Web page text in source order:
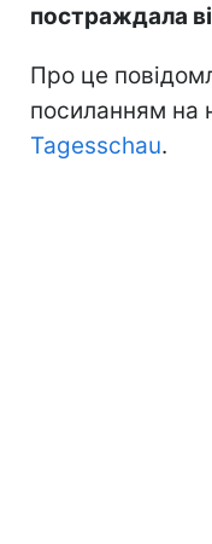
постраждала
Про це
посиланням на
Tagesschau.